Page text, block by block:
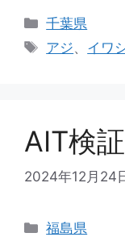
千葉県
アジ、 イワ
AIT検
2024年12月24
福島県